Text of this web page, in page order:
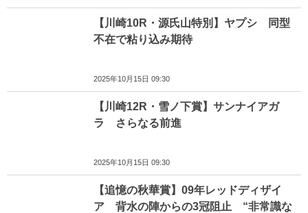
【川崎10R・源氏山特別】ヤプシ 同型
不在で粘り込み期待
2025年10月15日 09:30
【川崎12R・雪ノ下賞】サンナイアガ
ラ さらなる前進
2025年10月15日 09:30
【追憶の秋華賞】09年レッドディザイ
ア 背水の陣からの3冠阻止 “非常識な